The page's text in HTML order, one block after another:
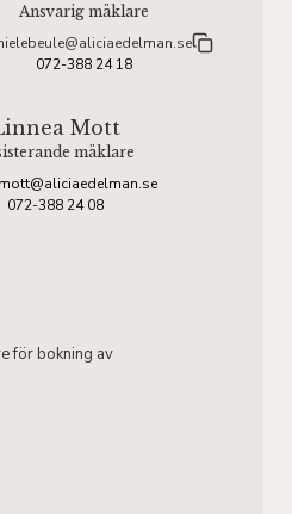
Ansvarig mäklare
072-388 24 18
Mott
mäklare
072-388 24 08
för bokning av